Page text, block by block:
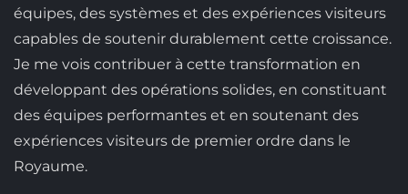
équipes, des systèmes et des expériences visiteurs
capables de soutenir durablement cette croissance.
Je me vois contribuer à cette transformation en
développant des opérations solides, en constituant
des équipes performantes et en soutenant des
expériences visiteurs de premier ordre dans le
Royaume.